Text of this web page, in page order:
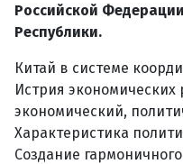
Российской
Республики.
Китай в системе
Истрия
экономический,
Характеристика
Создание